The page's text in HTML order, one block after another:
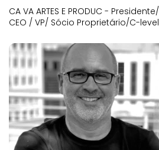
CA VA ARTES E PRODUC - Presidente/
CEO / VP/ Sócio Proprietário/C-level